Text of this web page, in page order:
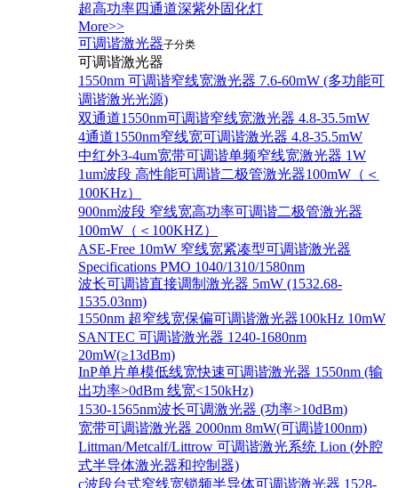
超高功率四通道深紫外固化灯
More>>
可调谐激光器子分类
可调谐激光器
1550nm 可调谐窄线宽激光器 7.6-60mW (多功能可
调谐激光光源)
双通道1550nm可调谐窄线宽激光器 4.8-35.5mW
4通道1550nm窄线宽可调谐激光器 4.8-35.5mW
中红外3-4um宽带可调谐单频窄线宽激光器 1W
1um波段 高性能可调谐二极管激光器100mW（＜
100KHz）
900nm波段 窄线宽高功率可调谐二极管激光器
100mW（＜100KHZ）
ASE-Free 10mW 窄线宽紧凑型可调谐激光器
Specifications PMO 1040/1310/1580nm
波长可调谐直接调制激光器 5mW (1532.68-
1535.03nm)
1550nm 超窄线宽保偏可调谐激光器100kHz 10mW
SANTEC 可调谐激光器 1240-1680nm
20mW(≥13dBm)
InP单片单模低线宽快速可调谐激光器 1550nm (输
出功率>0dBm 线宽<150kHz)
1530-1565nm波长可调激光器 (功率>10dBm)
宽带可调谐激光器 2000nm 8mW(可调谐100nm)
Littman/Metcalf/Littrow 可调谐激光系统 Lion (外腔
式半导体激光器和控制器)
c波段台式窄线宽锁频半导体可调谐激光器 1528-